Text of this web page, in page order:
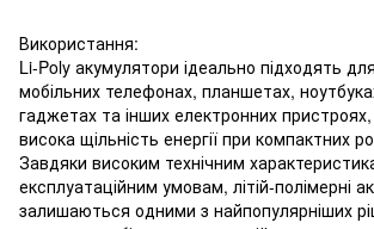
Використання:
Li-Poly акумулятори ідеально підходять
мобільних телефонах, планшетах,
гаджетах та інших електронних
висока щільність енергії при компактних
Завдяки високим технічним
експлуатаційним умовам, літій-полімерні
залишаються одними з найпопулярніших